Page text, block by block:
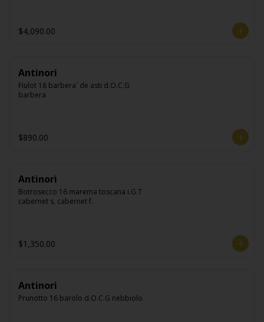
$4,090.00
Antinori
Fiulot 18 barbera´ de asti d.O.C.G
barbera
$890.00
Antinori
Botrosecco 16 marema toscana i.G.T
cabernet s, cabernet f.
$1,350.00
Antinori
Prunotto 16 barolo d.O.C.G nebbiolo